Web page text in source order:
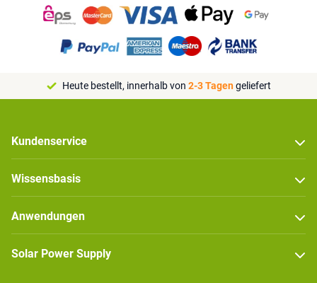
Heute bestellt, innerhalb von 2-3 Tagengeliefert
Kundenservice
Wissensbasis
Anwendungen
Solar Power Supply